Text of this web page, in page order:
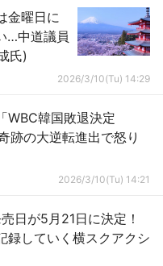
金曜日に
…中道議員
氏)
2026/3/10(Tu) 14:29
WBC韓国敗退決定
の大逆転進出で怒り
2026/3/10(Tu) 14:21
日が5月21日に決定！
録していく横スクアクシ